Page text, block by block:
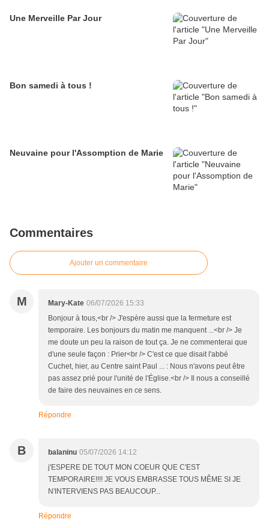
Une Merveille Par Jour
Bon samedi à tous !
Neuvaine pour l'Assomption de Marie
Commentaires
Ajouter un commentaire
M Mary-Kate 06/07/2026 15:33
Bonjour à tous,<br /> J'espère aussi que la fermeture est
temporaire. Les bonjours du matin me manquent ...<br /> Je
me doute un peu la raison de tout ça. Je ne commenterai que
d'une seule façon : Prier<br /> C'est ce que disait l'abbé
Cuchet, hier, au Centre saint Paul ... : Nous n'avons peut être
pas assez prié pour l'unité de l'Église.<br /> Il nous a conseillé
de faire des neuvaines en ce sens.
Répondre
B balaninu 05/07/2026 14:12
j'ESPERE DE TOUT MON COEUR QUE C'EST
TEMPORAIRE!!!! JE VOUS EMBRASSE TOUS MÊME SI JE
N'INTERVIENS PAS BEAUCOUP...
Répondre